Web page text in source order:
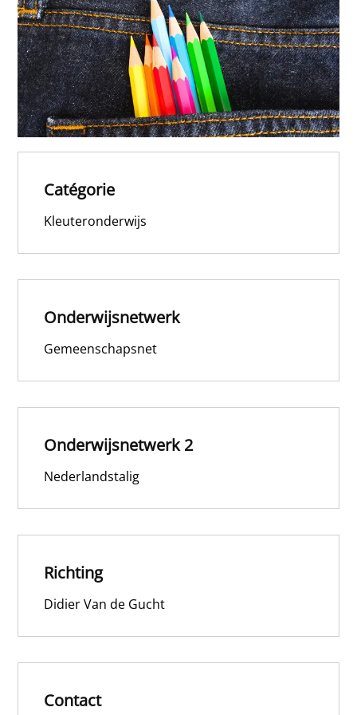
Catégorie
Kleuteronderwijs
Onderwijsnetwerk
Gemeenschapsnet
Onderwijsnetwerk 2
Nederlandstalig
Richting
Didier Van de Gucht
Contact